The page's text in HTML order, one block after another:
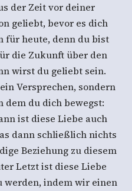
der Zeit vor deiner
geliebt, bevor es dich
für heute, denn du bist
die Zukunft über den
wirst du geliebt sein.
Versprechen, sondern
dem du dich bewegst:
ist diese Liebe auch
dann schließlich nichts
Beziehung zu diesem
Letzt ist diese Liebe
werden, indem wir einen